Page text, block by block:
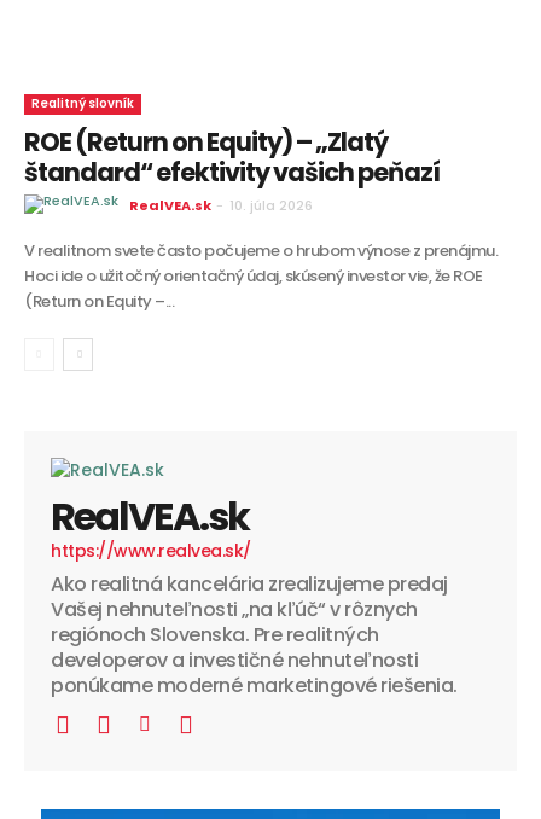
Realitný slovník
ROE (Return on Equity) – „Zlatý
štandard“ efektivity vašich peňazí
RealVEA.sk - 10. júla 2026
V realitnom svete často počujeme o hrubom výnose z prenájmu.
Hoci ide o užitočný orientačný údaj, skúsený investor vie, že ROE
(Return on Equity –...
RealVEA.sk
https://www.realvea.sk/
Ako realitná kancelária zrealizujeme predaj
Vašej nehnuteľnosti „na kľúč“ v rôznych
regiónoch Slovenska. Pre realitných
developerov a investičné nehnuteľnosti
ponúkame moderné marketingové riešenia.